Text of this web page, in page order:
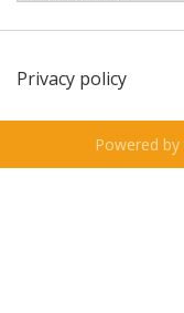
Privacy policy
Powered by